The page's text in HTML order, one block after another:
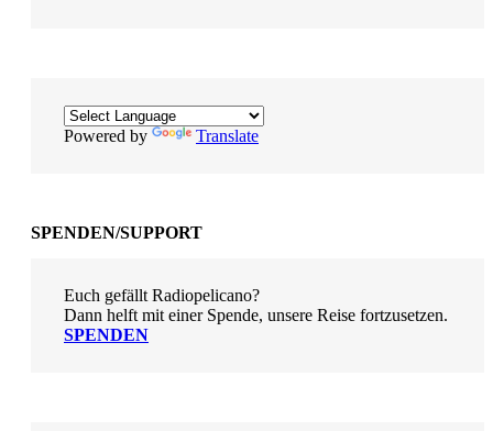
Powered by Translate
SPENDEN/SUPPORT
Euch gefällt Radiopelicano?
Dann helft mit einer Spende, unsere Reise fortzusetzen.
SPENDEN